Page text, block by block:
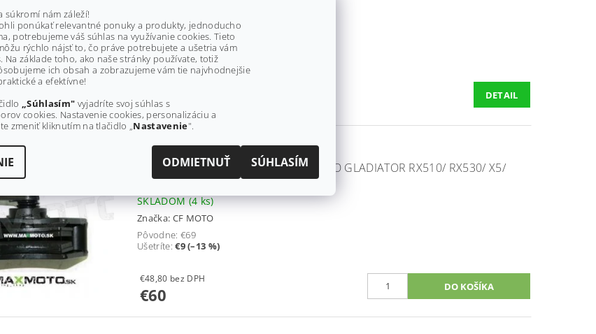
Značka:TRW
Ušetríte:až €2,50 (–10 %)
od€16 DETAIL
STRMEŇ PARKOVACEJ BRZDY CF MOTO GLADIATOR RX510/ RX530/ X5/
X6, 9010-080320
SKLADOM(4 ks)
Značka: CF MOTO
Pôvodne: €69
Ušetríte:€9 (–13 %)
€48,80 bez DPH
€60
súkromí nám záleží!
ponúkať relevantné ponuky a produkty, jednoducho
potrebujeme váš súhlas na využívanie cookies. Tieto
rýchlo nájsť to, čo práve potrebujete a ušetria vám
Na základe toho, ako naše stránky používate, totiž
ich obsah a zobrazujeme vám tie najvhodnejšie
a efektívne!
„Súhlasím" vyjadríte svoj súhlas s
cookies. Nastavenie cookies, personalizáciu a
zmeniť kliknutím na tlačidlo „Nastavenie".
ODMIETNUŤ SÚHLASÍM